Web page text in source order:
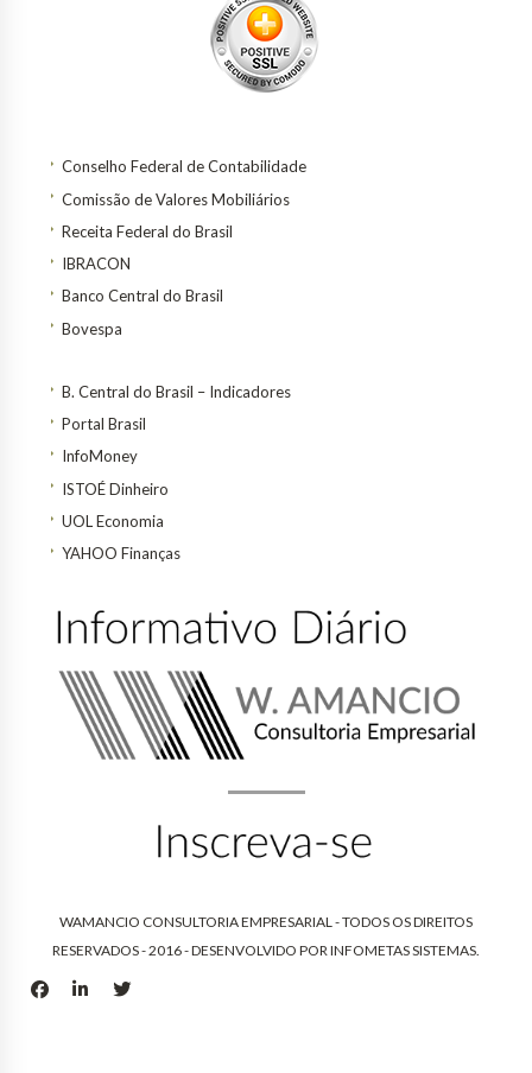
Conselho Federal de Contabilidade
Comissão de Valores Mobiliários
Receita Federal do Brasil
IBRACON
Banco Central do Brasil
Bovespa
B. Central do Brasil – Indicadores
Portal Brasil
InfoMoney
ISTOÉ Dinheiro
UOL Economia
YAHOO Finanças
WAMANCIO CONSULTORIA EMPRESARIAL - TODOS OS DIREITOS
RESERVADOS - 2016 - DESENVOLVIDO PORINFOMETAS SISTEMAS.